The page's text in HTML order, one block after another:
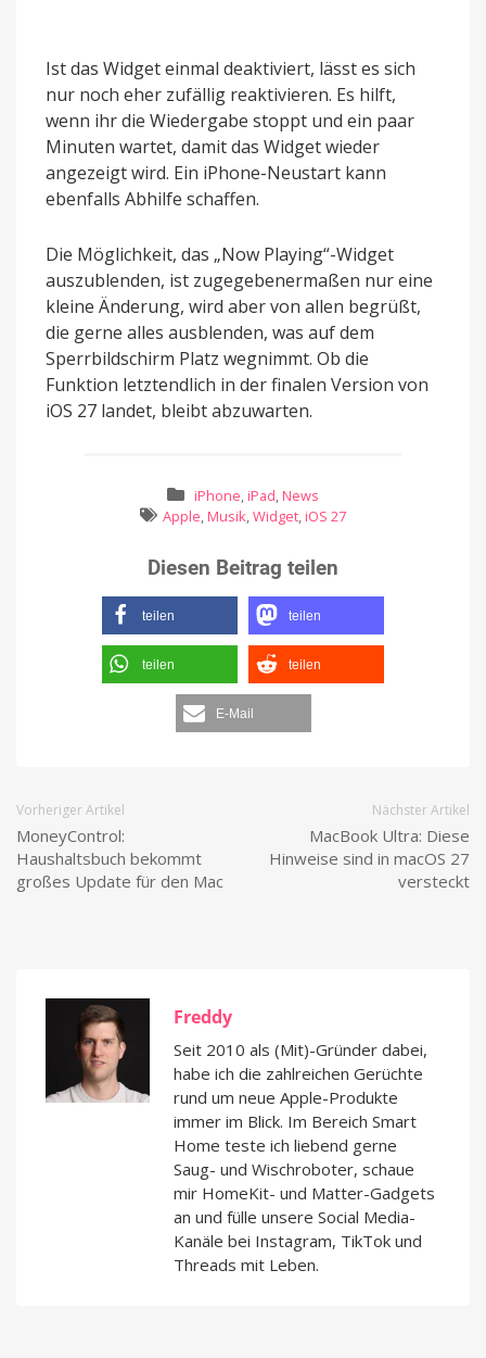
Ist das Widget einmal deaktiviert, lässt es sich
nur noch eher zufällig reaktivieren. Es hilft,
wenn ihr die Wiedergabe stoppt und ein paar
Minuten wartet, damit das Widget wieder
angezeigt wird. Ein iPhone-Neustart kann
ebenfalls Abhilfe schaffen.
Die Möglichkeit, das „Now Playing“-Widget
auszublenden, ist zugegebenermaßen nur eine
kleine Änderung, wird aber von allen begrüßt,
die gerne alles ausblenden, was auf dem
Sperrbildschirm Platz wegnimmt. Ob die
Funktion letztendlich in der finalen Version von
iOS 27 landet, bleibt abzuwarten.
iPhone, iPad, News
Apple, Musik,Widget, iOS 27
Diesen Beitrag teilen
teilen teilen
teilen teilen
E-Mail
Vorheriger Artikel
MoneyControl:
Haushaltsbuch bekommt
großes Update für den Mac
Nächster Artikel
MacBook Ultra: Diese
Hinweise sind in macOS 27
versteckt
Freddy
Seit 2010 als (Mit)-Gründer dabei,
habe ich die zahlreichen Gerüchte
rund um neue Apple-Produkte
immer im Blick. Im Bereich Smart
Home teste ich liebend gerne
Saug- und Wischroboter, schaue
mir HomeKit- und Matter-Gadgets
an und fülle unsere Social Media-
Kanäle bei Instagram, TikTok und
Threads mit Leben.